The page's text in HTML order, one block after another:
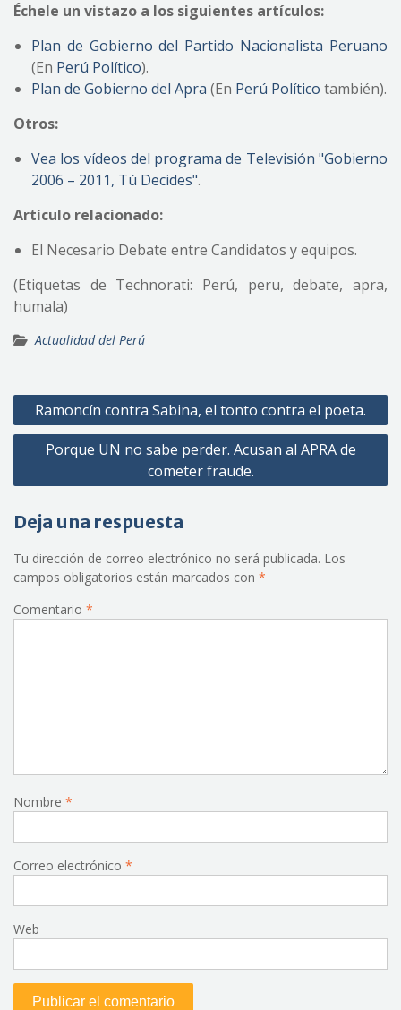
Échele un vistazo a los siguientes artículos:
Plan de Gobierno del Partido Nacionalista Peruano
(En Perú Político).
Plan de Gobierno del Apra (En Perú Político también).
Otros:
Vea los vídeos del programa de Televisión "Gobierno
2006 – 2011, Tú Decides".
Artículo relacionado:
El Necesario Debate entre Candidatos y equipos.
(Etiquetas de Technorati: Perú, peru, debate, apra,
humala)
Actualidad del Perú
Navegación
de
entradas
Ramoncín contra Sabina, el tonto contra el poeta.
Porque UN no sabe perder. Acusan al APRA de
cometer fraude.
Deja una respuesta
Tu dirección de correo electrónico no será publicada. Los
campos obligatorios están marcados con *
Comentario *
Nombre *
Correo electrónico *
Web